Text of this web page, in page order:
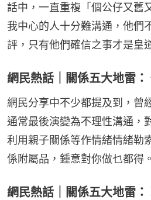
話中，一直重複「個公仔又舊
我中心的人十分難溝通，他們
評，只有他們確信之事才是皇
網民熱話｜關係五大地雷：
網民分享中不少都提及到，曾
通常最後演變為不理性溝通，
利用親子關係等作情緒情緒勒
係附屬品，鍾意對你做乜都得。
網民熱話｜關係五大地雷：